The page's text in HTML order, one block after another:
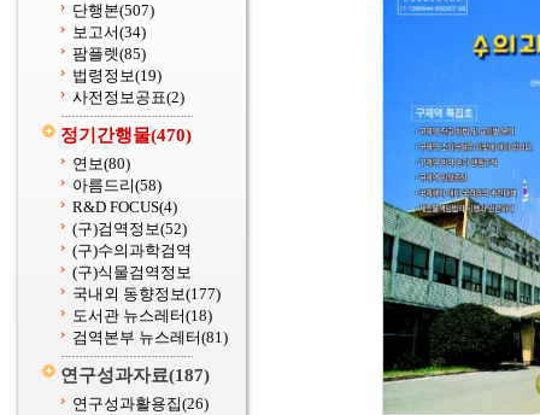
단행본(507)
보고서(34)
팜플렛(85)
법령정보(19)
사전정보공표(2)
정기간행물(470)
연보(80)
아름드리(58)
R&D FOCUS(4)
(구)검역정보(52)
(구)수의과학검역
(구)식물검역정보
국내외 동향정보(177)
도서관 뉴스레터(18)
검역본부 뉴스레터(81)
연구성과자료(187)
연구성과활용집(26)